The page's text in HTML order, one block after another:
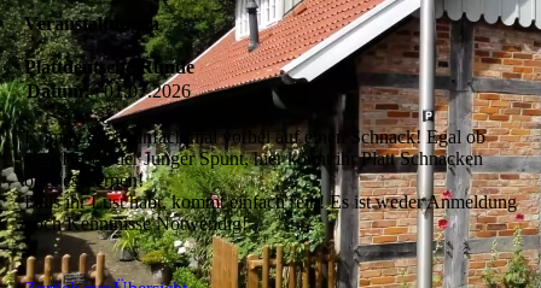
Veranstaltungen
Plattdeutsche Runde
Datum:
01.07.2026
Kommt doch einfach mal vorbei auf einen Schnack! Egal ob
alter Hase oder Junger Spunt, hier könnt ihr Platt Schnacken
oder es Lernen!
Falls ihr Lust habt, kommt einfach rein! Es ist weder Anmeldung
noch Kenntnisse Notwendig!